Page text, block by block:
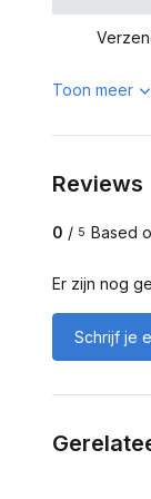
Toon meer
Reviews
0 / 5 Based
Er zijn nog
Schrijf je